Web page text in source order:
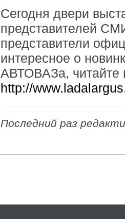
Сегодня двери
представителей
представители
интересное о
АВТОВАЗа, читайте
http://
Последний раз